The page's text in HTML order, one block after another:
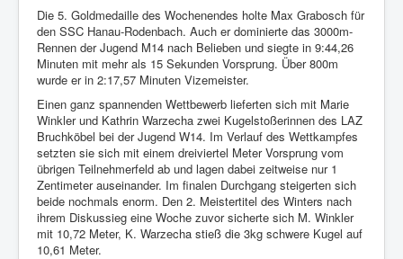
Die 5. Goldmedaille des Wochenendes holte Max Grabosch für
den SSC Hanau-Rodenbach. Auch er dominierte das 3000m-
Rennen der Jugend M14 nach Belieben und siegte in 9:44,26
Minuten mit mehr als 15 Sekunden Vorsprung. Über 800m
wurde er in 2:17,57 Minuten Vizemeister.
Einen ganz spannenden Wettbewerb lieferten sich mit Marie
Winkler und Kathrin Warzecha zwei Kugelstoßerinnen des LAZ
Bruchköbel bei der Jugend W14. Im Verlauf des Wettkampfes
setzten sie sich mit einem dreiviertel Meter Vorsprung vom
übrigen Teilnehmerfeld ab und lagen dabei zeitweise nur 1
Zentimeter auseinander. Im finalen Durchgang steigerten sich
beide nochmals enorm. Den 2. Meistertitel des Winters nach
ihrem Diskussieg eine Woche zuvor sicherte sich M. Winkler
mit 10,72 Meter, K. Warzecha stieß die 3kg schwere Kugel auf
10,61 Meter.